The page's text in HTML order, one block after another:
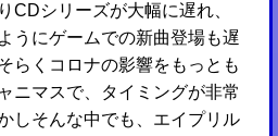
CDシリーズが大幅に遅れ、
うにゲームでの新曲登場も遅
らくコロナの影響をもっとも
ニマスで、タイミングが非常
しそんな中でも、エイプリル